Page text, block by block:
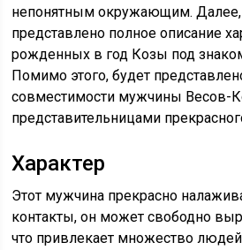
непонятным окружающим. Далее,
представлено полное описание
рожденных в год Козы под
Помимо этого, будет
совместимости мужчины Весов-
представительницами
Характер
Этот мужчина прекрасно
контакты, он может свободно
что привлекает множество